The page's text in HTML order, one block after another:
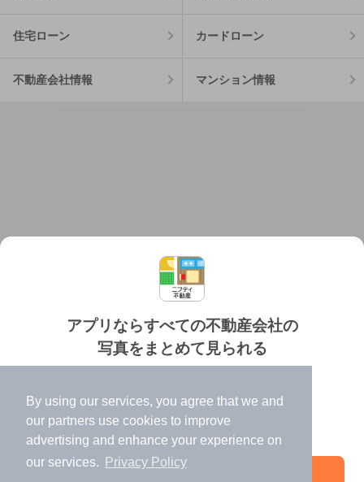
By using our services, you agree that we and
our partners use cookies to improve
advertising and enhance your experience on
our services.
Privacy Policy
アプリならすべての不動産会社の
写真をまとめて見られる
✔️
高速表示で似た物件も見つけやすい
✔️
便利な通知機能も充実
住宅ローン カードローン
不動産会社情報 マンション情報
個人情報保護ポリシー 利用規約